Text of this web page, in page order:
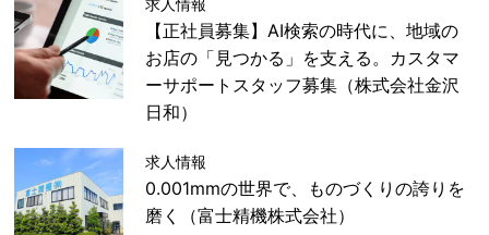
求人情報
【正社員募集】AI検索の時代に、地域の
お店の「見つかる」を支える。カスタマ
ーサポートスタッフ募集（株式会社金沢
日和）
求人情報
0.001mmの世界で、ものづくりの誇りを
磨く（富士精機株式会社）